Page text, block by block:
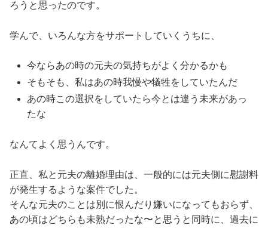
ろうと思ったのです。
学んで、いろんな方をサポートしていくうちに、
今ならあの時の元夫の気持ちがよく分かるかも
そもそも、私はあの時我慢や犠牲をしていたんだ
あの時この選択をしていたら今とは違う未来があっ
たな
なんてよく思うんです。
正直、私と元夫の離婚理由は、一般的には元夫側に慰謝料
が発生するような案件でした。
そんな元夫のことは別に恨んだり嫌いになってもおらず、
あの頃はどちらも未熟だったな〜と思うと同時に、過去に